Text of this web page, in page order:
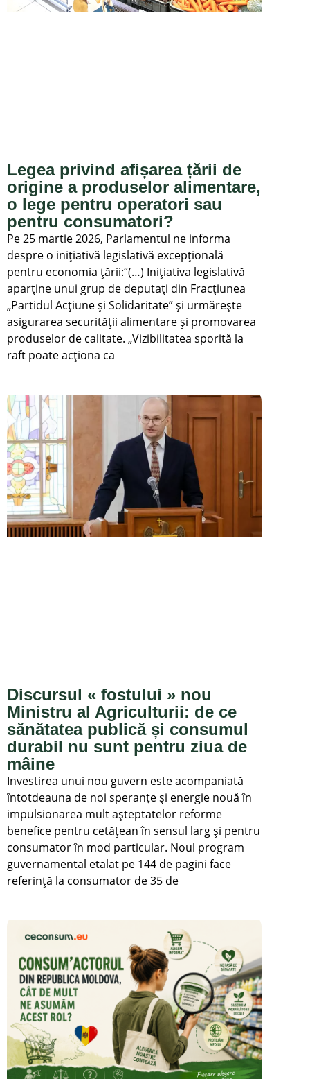
Legea privind afișarea țării de
origine a produselor alimentare,
o lege pentru operatori sau
pentru consumatori?
Pe 25 martie 2026, Parlamentul ne informa
despre o inițiativă legislativă excepțională
pentru economia țării:“(…) Inițiativa legislativă
aparține unui grup de deputați din Fracțiunea
„Partidul Acțiune și Solidaritate” și urmărește
asigurarea securității alimentare şi promovarea
produselor de calitate. „Vizibilitatea sporită la
raft poate acționa ca
Discursul « fostului » nou
Ministru al Agriculturii: de ce
sănătatea publică și consumul
durabil nu sunt pentru ziua de
mâine
Investirea unui nou guvern este acompaniată
întotdeauna de noi speranțe și energie nouă în
impulsionarea mult așteptatelor reforme
benefice pentru cetățean în sensul larg și pentru
consumator în mod particular. Noul program
guvernamental etalat pe 144 de pagini face
referință la consumator de 35 de